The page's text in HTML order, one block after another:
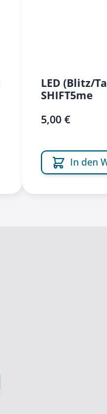
LED (Blitz/
SHIFT5me
5,00 €
In den